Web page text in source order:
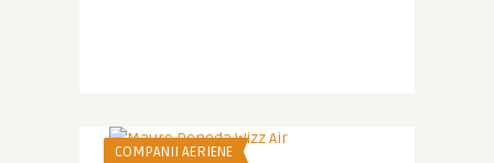
COMPANII AERIENE